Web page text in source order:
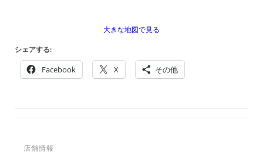
大きな地図で見る
シェアする:
Facebook X その他
店舗情報